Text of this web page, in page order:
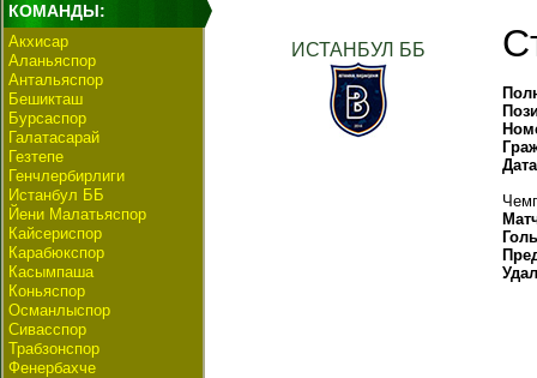
КОМАНДЫ:
Акхисар
Аланьяспор
Антальяспор
Бешикташ
Бурсаспор
Галатасарай
Гезтепе
Генчлербирлиги
Истанбул ББ
Йени Малатьяспор
Кайсериспор
Карабюкспор
Касымпаша
Коньяспор
Османлыспор
Сивасспор
Трабзонспор
Фенербахче
ИСТАНБУЛ ББ